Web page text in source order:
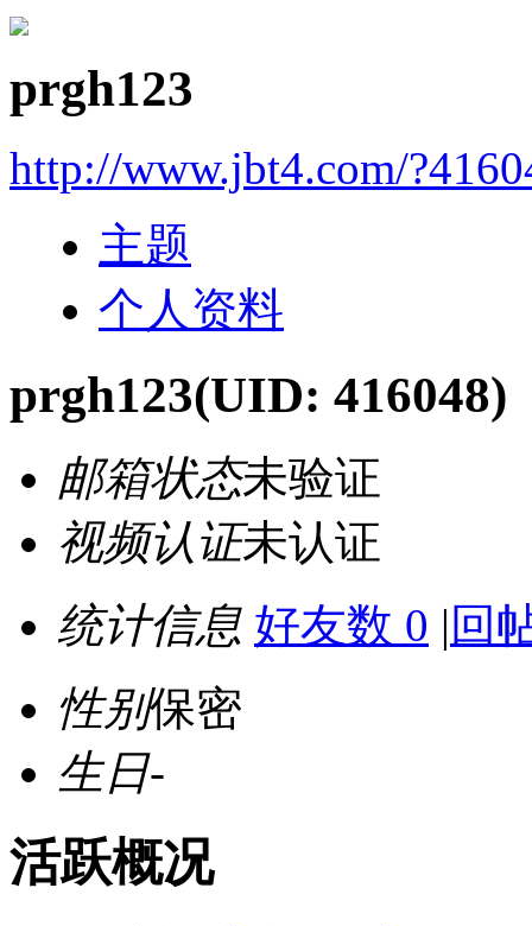
prgh123
http://www.jbt4.com/
主题
个人资料
prgh123(UID: 416048)
邮箱状态未验证
视频认证未认证
统计信息 好友数 0 | 回
性别保密
生日-
活跃概况